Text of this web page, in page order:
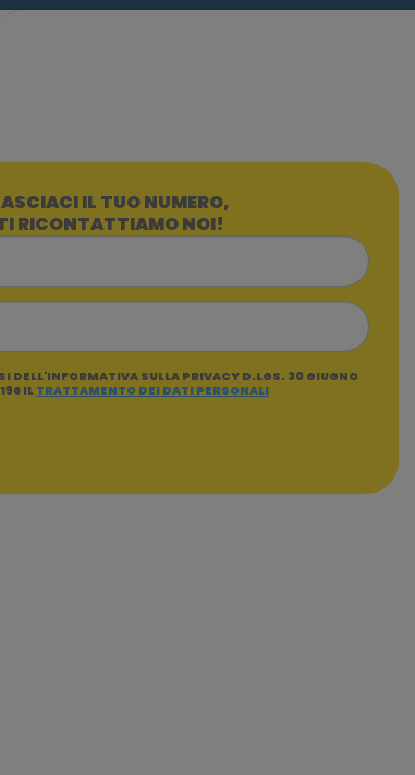
IL TUO NUMERO,
RICONTATTIAMO NOI!
DELL'INFORMATIVA SULLA PRIVACY D.LGS. 30 GIUGNO
IL TRATTAMENTO DEI DATI PERSONALI